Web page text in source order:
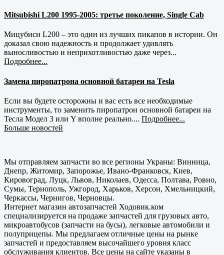
Mitsubishi L200 1995-2005: третье поколение, Single Cab
Мицубиси L200 – это один из лучших пикапов в истории. Он
доказал свою надежность и продолжает удивлять
выносливостью и неприхотливостью даже через...
Подробнее...
Замена пиропатрона основной батареи на Tesla
Если вы будете осторожны и вас есть все необходимые
инструменты, то заменить пиропатрон основной батареи на
Тесла Модел 3 или Y вполне реально.... Подробнее...
Больше новостей
Мы отправляем запчасти во все регионы Украны: Винница,
Днепр, Житомир, Запорожье, Ивано-Франковск, Киев,
Кировоград, Луцк, Львов, Николаев, Одесса, Полтава, Ровно,
Сумы, Тернополь, Ужгород, Харьков, Херсон, Хмельницкий,
Черкассы, Чернигов, Черновцы.
Интернет магазин автозапчастей Ходовик.ком
специализируется на продаже запчастей для грузовых авто,
микроавтобусов (запчасти на бусы), легковые автомобили и
полуприцепы. Мы предлагаем отличные цены на рынке
запчастей и предоставляем высочайшего уровня класс
обслуживания клиентов. Все цены на сайте указаны в